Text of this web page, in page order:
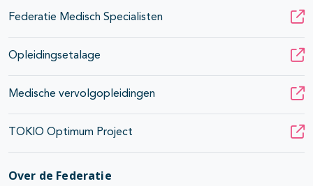
Federatie Medisch Specialisten
Opleidingsetalage
Medische vervolgopleidingen
TOKIO Optimum Project
Over de Federatie